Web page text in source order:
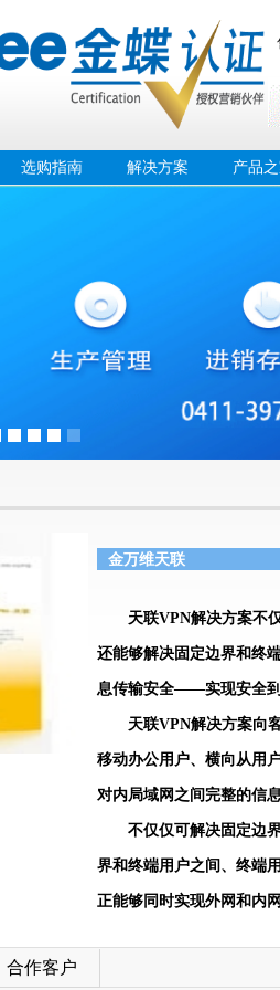
选购指南 解决方案 产品
金万维天联
天联VPN解决方案不
还能够解决固定边界和终
息传输安全――实现安全到
天联VPN解决方案向
移动办公用户、横向从用
对内局域网之间完整的信
不仅仅可解决固定边
界和终端用户之间、终端
正能够同时实现外网和内
合作客户